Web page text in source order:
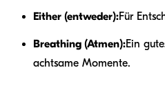
Either (entweder):Für
Breathing (Atmen):Ein
achtsame Momente.